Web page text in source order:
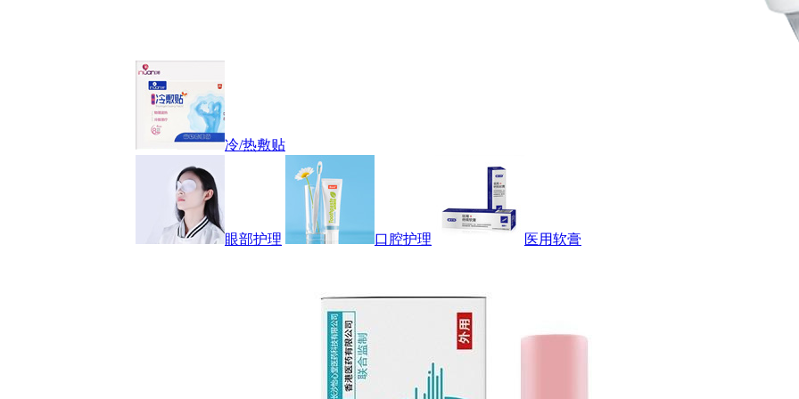
冷/热敷贴
眼部护理 口腔护理 医用软膏